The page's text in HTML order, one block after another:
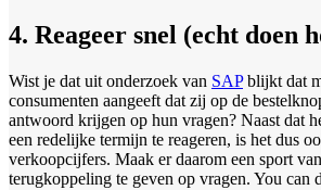
4. Reageer snel (echt doen
Wist je dat uit onderzoek van SAPblijkt dat
consumenten aangeeft dat zij op de
antwoord krijgen op hun vragen? Naast dat
een redelijke termijn te reageren, is het dus
verkoopcijfers. Maak er daarom een sport
terugkoppeling te geven op vragen. You can